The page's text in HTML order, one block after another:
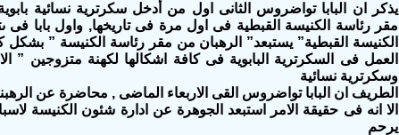
يذكر ان البابا تواضروس الثانى اول من أدخل سكرترية نسائية
مقر رئاسة الكنيسة القبطية فى اول مرة فى تاريخها, واول بابا فى
الكنيسة القبطية” يستبعد” الرهبان من مقر رئاسة الكنيسة ”
العمل فى السكرترية البابوية فى كافة اشكالها لكهنة متزوجين ”
وسكرترية نسائية
الطريف ان البابا تواضروس القى الاربعاء الماضى , محاضرة عن
الا انه فى حقيقة الامر استبعد الجوهرة عن ادارة شئون الكنيسة
يرحم